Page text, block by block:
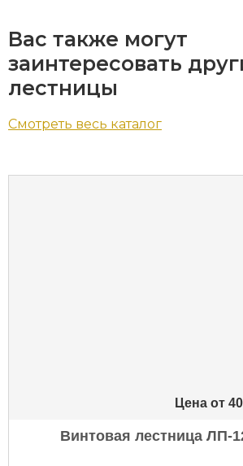
Вас также могут
заинтересовать
лестницы
Смотреть весь каталог
Цена от
Винтовая лестница ЛП-